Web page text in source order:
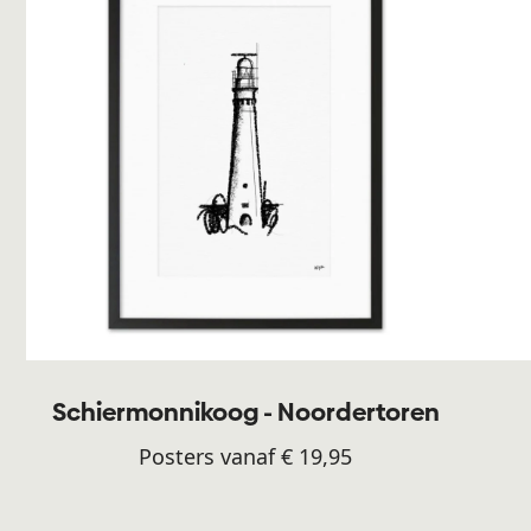
Schiermonnikoog - Noordertoren
Posters vanaf € 19,95